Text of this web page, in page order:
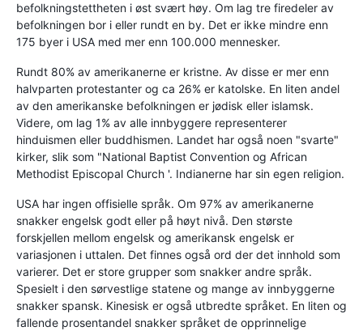
befolkningstettheten i øst svært høy. Om lag tre firedeler av
befolkningen bor i eller rundt en by. Det er ikke mindre enn
175 byer i USA med mer enn 100.000 mennesker.
Rundt 80% av amerikanerne er kristne. Av disse er mer enn
halvparten protestanter og ca 26% er katolske. En liten andel
av den amerikanske befolkningen er jødisk eller islamsk.
Videre, om lag 1% av alle innbyggere representerer
hinduismen eller buddhismen. Landet har også noen "svarte"
kirker, slik som "National Baptist Convention og African
Methodist Episcopal Church '. Indianerne har sin egen religion.
USA har ingen offisielle språk. Om 97% av amerikanerne
snakker engelsk godt eller på høyt nivå. Den største
forskjellen mellom engelsk og amerikansk engelsk er
variasjonen i uttalen. Det finnes også ord der det innhold som
varierer. Det er store grupper som snakker andre språk.
Spesielt i den sørvestlige statene og mange av innbyggerne
snakker spansk. Kinesisk er også utbredte språket. En liten og
fallende prosentandel snakker språket de opprinnelige